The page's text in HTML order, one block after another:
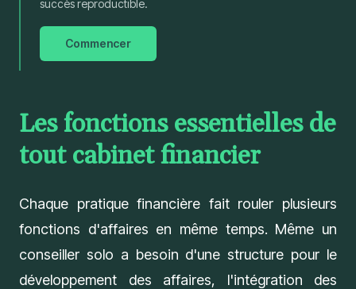
succès reproductible.
Commencer
Les fonctions essentielles de
tout cabinet financier
Chaque pratique financière fait rouler plusieurs
fonctions d'affaires en même temps. Même un
conseiller solo a besoin d'une structure pour le
développement des affaires, l'intégration des